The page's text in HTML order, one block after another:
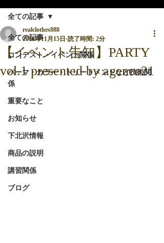
全ての記事
コンテスト・イベント関係
パーマ・カラー・トリートメントなど技術関
係
重要なこと
お知らせ
下北沢情報
商品の説明
講習関係
ブログ
全ての記事
【イベント告知】PARTY
vol.1 presented by agence21
realclothes888
2016年11月15日 読了時間: 2分